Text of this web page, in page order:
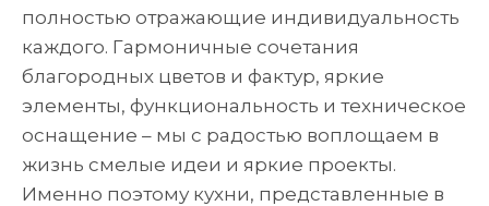
полностью отражающие индивидуальность
каждого. Гармоничные сочетания
благородных цветов и фактур, яркие
элементы, функциональность и техническое
оснащение – мы с радостью воплощаем в
жизнь смелые идеи и яркие проекты.
Именно поэтому кухни, представленные в